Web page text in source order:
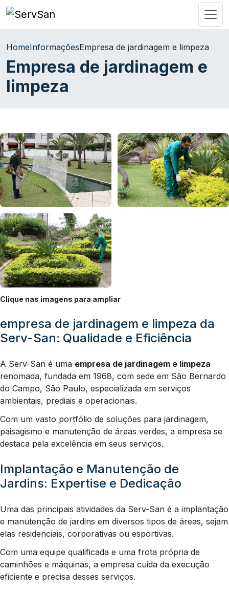
HomeInformaçõesEmpresa de jardinagem e limpeza
Empresa de jardinagem e
limpeza
Clique nas imagens para ampliar
empresa de jardinagem e limpeza da
Serv-San: Qualidade e Eficiência
A Serv-San é uma empresa de jardinagem e limpeza
renomada, fundada em 1968, com sede em São Bernardo
do Campo, São Paulo, especializada em serviços
ambientais, prediais e operacionais.
Com um vasto portfólio de soluções para jardinagem,
paisagismo e manutenção de áreas verdes, a empresa se
destaca pela excelência em seus serviços.
Implantação e Manutenção de
Jardins: Expertise e Dedicação
Uma das principais atividades da Serv-San é a implantação
e manutenção de jardins em diversos tipos de áreas, sejam
elas residenciais, corporativas ou esportivas.
Com uma equipe qualificada e uma frota própria de
caminhões e máquinas, a empresa cuida da execução
eficiente e precisa desses serviços.